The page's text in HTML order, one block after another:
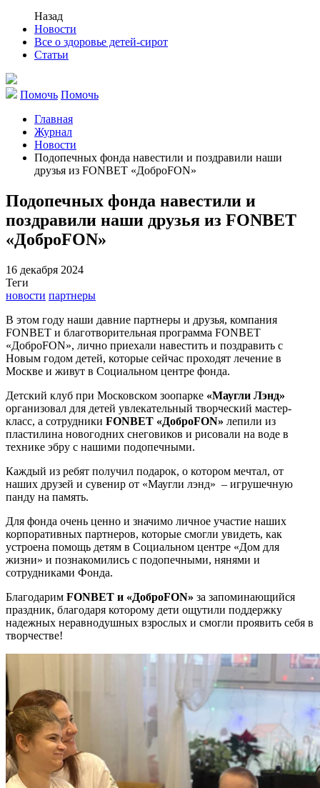
Назад
Новости
Все о здоровье детей-сирот
Статьи
Помочь Помочь
Главная
Журнал
Новости
Подопечных фонда навестили и поздравили наши
друзья из FONBET «ДоброFON»
Подопечных фонда навестили и
поздравили наши друзья из FONBET
«ДоброFON»
16 декабря 2024
Теги
новости партнеры
В этом году наши давние партнеры и друзья, компания
FONBET и благотворительная программа FONBET
«ДоброFON», лично приехали навестить и поздравить с
Новым годом детей, которые сейчас проходят лечение в
Москве и живут в Социальном центре фонда.
Детский клуб при Московском зоопарке «Маугли Лэнд»
организовал для детей увлекательный творческий мастер-
класс, а сотрудники FONBET «ДоброFON» лепили из
пластилина новогодних снеговиков и рисовали на воде в
технике эбру с нашими подопечными.
Каждый из ребят получил подарок, о котором мечтал, от
наших друзей и сувенир от «Маугли лэнд» – игрушечную
панду на память.
Для фонда очень ценно и значимо личное участие наших
корпоративных партнеров, которые смогли увидеть, как
устроена помощь детям в Социальном центре «Дом для
жизни» и познакомились с подопечными, нянями и
сотрудниками Фонда.
Благодарим FONBET и «ДоброFON» за запоминающийся
праздник, благодаря которому дети ощутили поддержку
надежных неравнодушных взрослых и смогли проявить себя в
творчестве!